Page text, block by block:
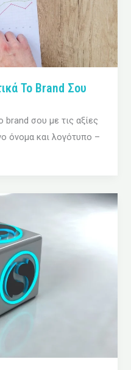
Το Brand Σου
σου με τις αξίες
όνομα και λογότυπο –